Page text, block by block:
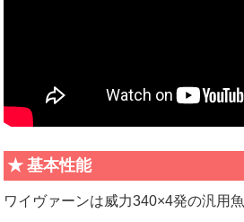
基本性能
ワイヴァーンは威力340×4発の汎用